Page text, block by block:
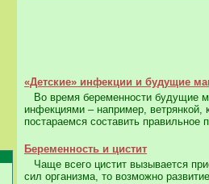
«Детские» инфекции и будущие
Во время беременности будущие
инфекциями – например,
постараемся составить правильное
Беременность и цистит
Чаще всего цистит вызывается
сил организма, то возможно